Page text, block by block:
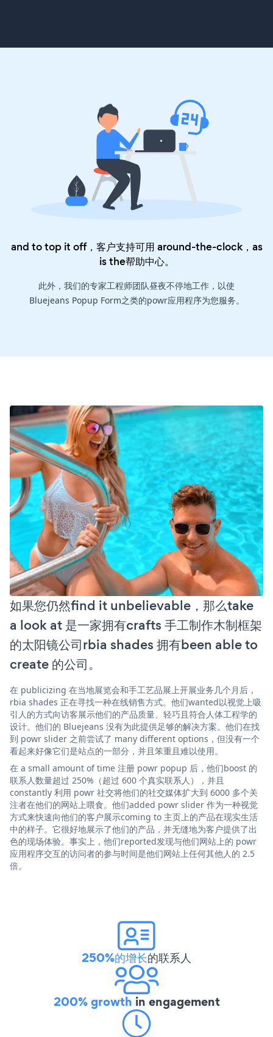
and to top it off，客户支持可用 around-the-clock，as
is the帮助中心。
此外，我们的专家工程师团队昼夜不停地工作，以使
Bluejeans Popup Form之类的powr应用程序为您服务。
如果您仍然find it unbelievable，那么take
a look at 是一家拥有crafts 手工制作木制框架
的太阳镜公司rbia shades 拥有been able to
create 的公司。
在 publicizing 在当地展览会和手工艺品展上开展业务几个月后，
rbia shades 正在寻找一种在线销售方式。他们wanted以视觉上吸
引人的方式向访客展示他们的产品质量、轻巧且符合人体工程学的
设计。他们的 Bluejeans 没有为此提供足够的解决方案。他们在找
到 powr slider 之前尝试了 many different options，但没有一个
看起来好像它们是站点的一部分，并且笨重且难以使用。
在 a small amount of time 注册 powr popup 后，他们boost 的
联系人数量超过 250%（超过 600 个真实联系人），并且
constantly 利用 powr 社交将他们的社交媒体扩大到 6000 多个关
注者在他们的网站上喂食。他们added powr slider 作为一种视觉
方式来快速向他们的客户展示coming to 主页上的产品在现实生活
中的样子。它很好地展示了他们的产品，并无缝地为客户提供了出
色的现场体验。事实上，他们reported发现与他们网站上的 powr
应用程序交互的访问者的参与时间是他们网站上任何其他人的 2.5
倍。
250%的增长的联系人
200% growth in engagement